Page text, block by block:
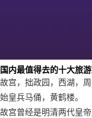
国内最值得去的十大旅
故宫，拙政园，西湖，
始皇兵马俑，黄鹤楼。
故宫曾经是明清两代皇